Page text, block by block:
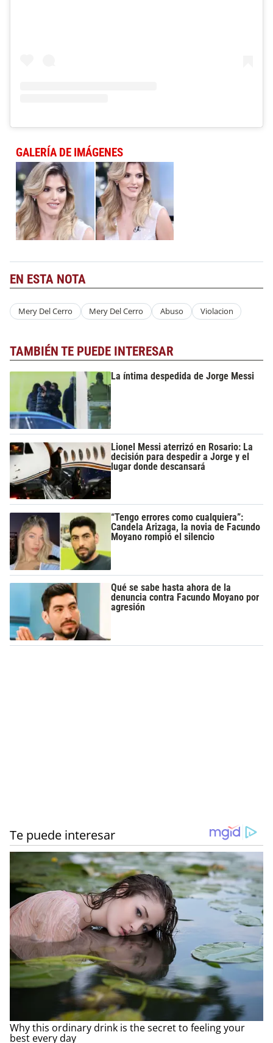
GALERÍA DE IMÁGENES
EN ESTA NOTA
Mery Del Cerro Mery Del Cerro Abuso Violacion
TAMBIÉN TE PUEDE INTERESAR
La íntima despedida de Jorge Messi
Lionel Messi aterrizó en Rosario: La
decisión para despedir a Jorge y el
lugar donde descansará
“Tengo errores como cualquiera”:
Candela Arizaga, la novia de Facundo
Moyano rompió el silencio
Qué se sabe hasta ahora de la
denuncia contra Facundo Moyano por
agresión